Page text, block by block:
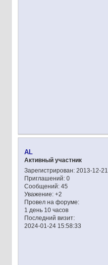
AL
Активный участник
Зарегистрирован: 2013-12-21
Приглашений:0
Сообщений:45
Уважение: +2
Провел на форуме:
1 день 10 часов
Последний визит:
2024-01-24 15:58:33